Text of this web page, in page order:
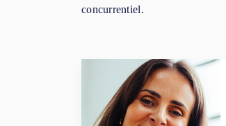
concurrentiel.